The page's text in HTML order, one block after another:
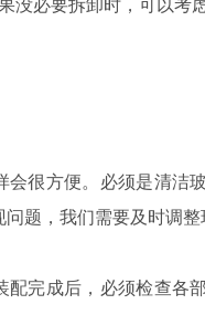
很方便。必须是清洁
题，我们需要及时调整
完成后，必须检查各